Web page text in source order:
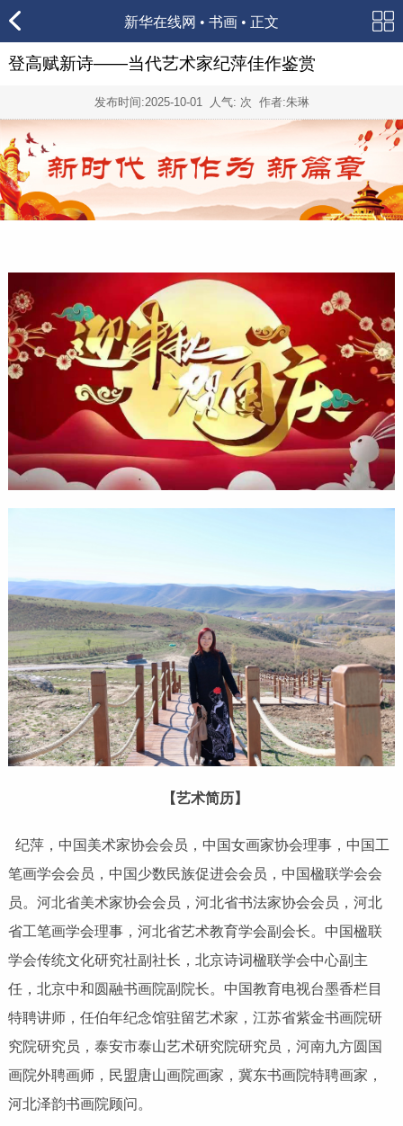
新华在线网 • 书画 • 正文
登高赋新诗——当代艺术家纪萍佳作鉴赏
发布时间:2025-10-01 人气: 次 作者:朱琳
【艺术简历】
纪萍，中国美术家协会会员，中国女画家协会理事，中国工
笔画学会会员，中国少数民族促进会会员，中国楹联学会会
员。河北省美术家协会会员，河北省书法家协会会员，河北
省工笔画学会理事，河北省艺术教育学会副会长。中国楹联
学会传统文化研究社副社长，北京诗词楹联学会中心副主
任，北京中和圆融书画院副院长。中国教育电视台墨香栏目
特聘讲师，任伯年纪念馆驻留艺术家，江苏省紫金书画院研
究院研究员，泰安市泰山艺术研究院研究员，河南九方圆国
画院外聘画师，民盟唐山画院画家，冀东书画院特聘画家，
河北泽韵书画院顾问。